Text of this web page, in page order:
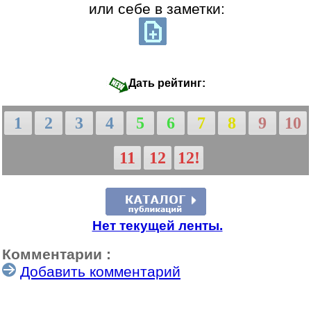
или себе в заметки:
Дать рейтинг:
1 2 3 4 5 6 7 8 9
10
11
12 12!
Нет текущей ленты.
Комментарии :
Добавить комментарий